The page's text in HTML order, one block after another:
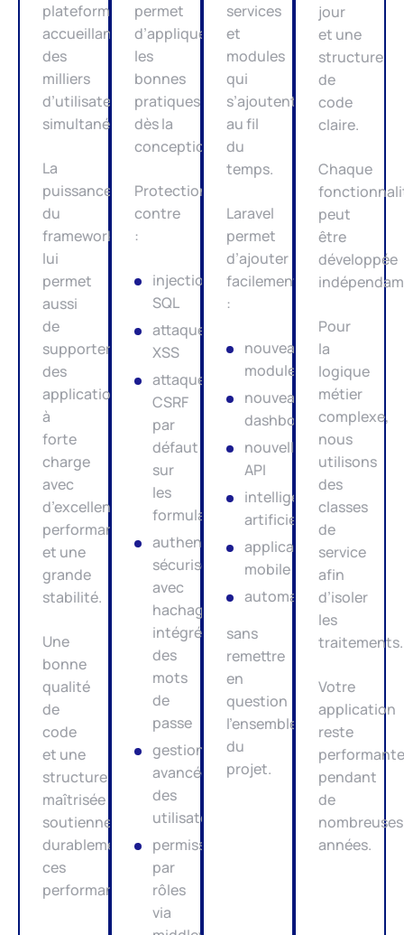
plateformes
accueillant
des
milliers
d’utilisateurs
simultanément.
La
puissance
du
framework
lui
permet
aussi
de
supporter
des
applications
à
forte
charge
avec
d’excellentes
performances
et une
grande
stabilité.
Une
bonne
qualité
de
code
et une
structure
maîtrisée
soutiennent
durablement
ces
performances.
permet
d’appliquer
les
bonnes
pratiques
dès la
conception.
Protection
contre
:
injections
SQL
attaques
XSS
attaques
CSRF
par
défaut
sur
les
formulaires
authentification
sécurisée
avec
hachage
intégré
des
mots
de
passe
gestion
avancée
des
utilisateurs
permissions
par
rôles
via
services
et
modules
qui
s’ajoutent
au fil
du
temps.
Laravel
permet
d’ajouter
facilement
:
nouveaux
modules
nouveaux
dashboards
nouvelles
API
intelligence
artificielle
application
mobile
automatisations
sans
remettre
en
question
l’ensemble
du
projet.
jour
et une
structure
de
code
claire.
Chaque
peut
être
développée
Pour
la
logique
métier
complexe,
nous
utilisons
des
classes
de
service
afin
d’isoler
les
traitements.
Votre
application
reste
performante
pendant
de
nombreuses
années.